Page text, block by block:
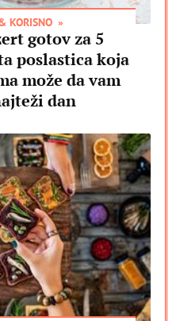
KORISNO
gotov za 5
poslastica koja
može da vam
dan